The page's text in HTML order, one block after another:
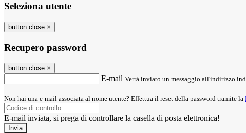
Seleziona utente
button close ×
Recupero password
button close ×
E-mail Verrà inviato un messaggio all'indirizzo
Non hai una e-mail associata al nome utente? Effettua il reset della password tramite la
E-mail inviata, si prega di controllare la casella di posta elettronica!